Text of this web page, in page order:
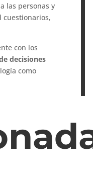
las personas y
cuestionarios,
con los
decisiones
como